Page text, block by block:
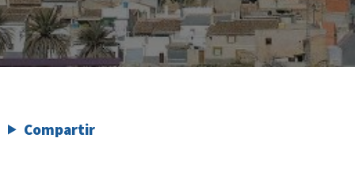
Compartir